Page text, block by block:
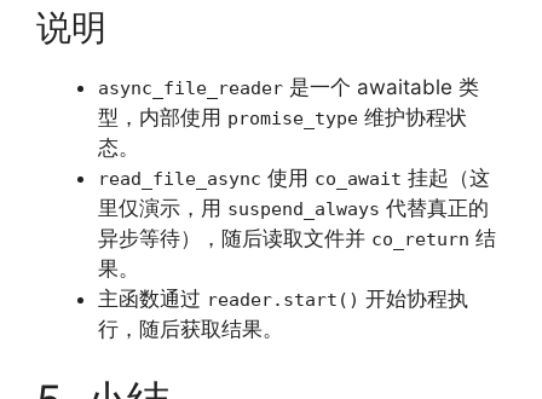
说明
async_file_reader 是一个 awaitable 类
型，内部使用 promise_type 维护协程状
态。
read_file_async 使用 co_await 挂起（这
里仅演示，用 suspend_always 代替真正的
异步等待），随后读取文件并 co_return 结
果。
主函数通过 reader.start() 开始协程执
行，随后获取结果。